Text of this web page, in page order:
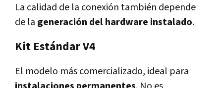
La calidad de la conexión también depende
de la generación del hardware instalado.
Kit Estándar V4
El modelo más comercializado, ideal para